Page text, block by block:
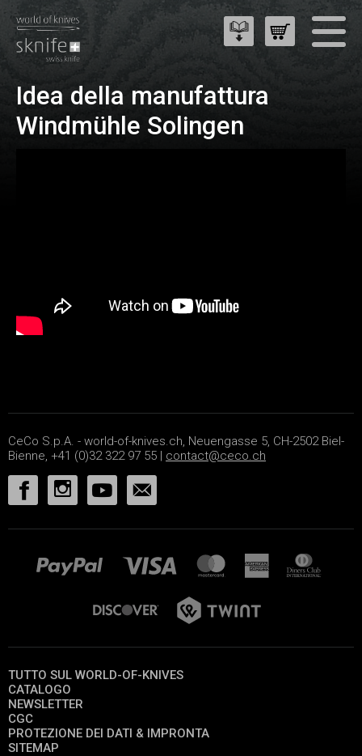
Idea della manufattura
Windmühle Solingen
CeCo S.p.A. - world-of-knives.ch, Neuengasse 5, CH-2502 Biel-
Bienne, +41 (0)32 322 97 55 | contact@ceco.ch
TUTTO SUL WORLD-OF-KNIVES
CATALOGO
NEWSLETTER
CGC
PROTEZIONE DEI DATI & IMPRONTA
SITEMAP